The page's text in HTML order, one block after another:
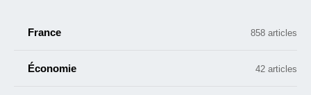
France 858 articles
Économie 42 articles